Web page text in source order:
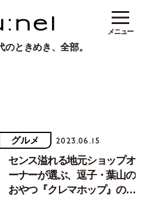
ときめき、全部。
メニュー
グルメ 2023.06.15
センス溢れる地元ショップオ
ーナーが選ぶ、逗子・葉山の
おやつ『クレマホップ』の絶